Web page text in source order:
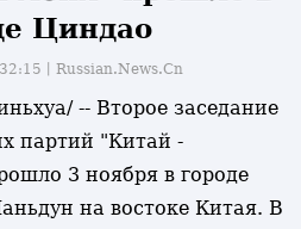
Циндао
丨Russian.News.Cn
-- Второе заседание
партий "Китай -
3 ноября в городе
на востоке Китая. В